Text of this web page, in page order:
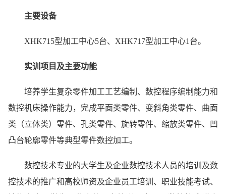
主要设备
XHK715型加工中心5台、XHK717型加工中心1台。
实训项目及主要功能
培养学生复杂零件加工工艺编制、数控程序编制能力和
数控机床操作能力，完成平面类零件、变斜角类零件、曲面
类（立体类）零件、孔类零件、旋转零件、缩放类零件、凹
凸台轮廓零件等典型零件数控加工。
数控技术专业的大学生及企业数控技术人员的培训及数
控技术的推广和高校师资及企业员工培训、职业技能考试、